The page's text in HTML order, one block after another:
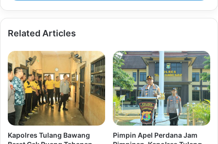
Related Articles
Kapolres Tulang Bawang
Pimpin Apel Perdana Jam